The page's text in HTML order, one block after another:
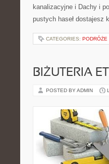
kanalizacyjne i Dachy i
pustych haseł
CATEGORIES: PODRÓŻE
BIŻUTERIA
POSTED BY ADMIN